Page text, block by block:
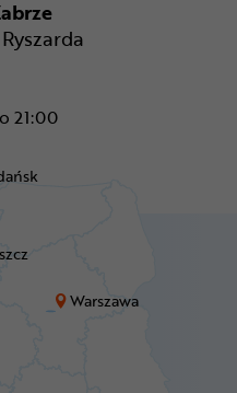
Warszawa
21:00
- M1 Zabrze